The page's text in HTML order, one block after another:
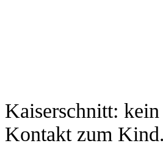
Kaiserschnitt:
Kontakt zum Kind.